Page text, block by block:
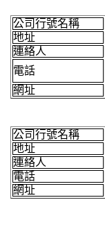
公司行號名稱
地址
連絡人
電話
網址
公司行號名稱
地址
連絡人
電話
網址